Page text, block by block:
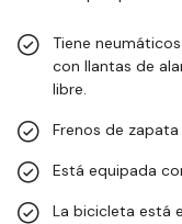
Tiene
con llantas de
libre.
Frenos de
Está equipada
La bicicleta está